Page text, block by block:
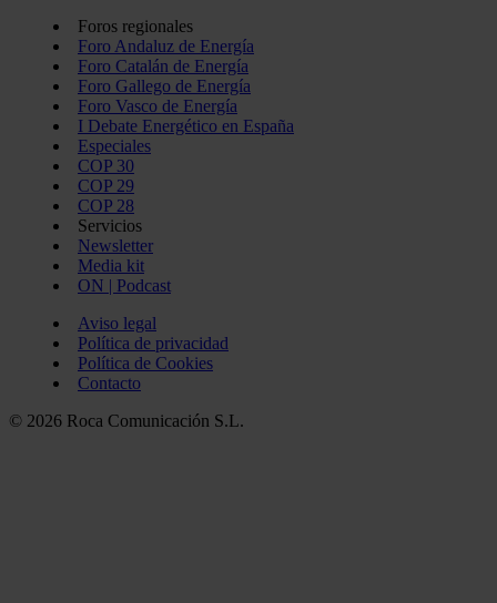
Foros regionales
Foro Andaluz de Energía
Foro Catalán de Energía
Foro Gallego de Energía
Foro Vasco de Energía
I Debate Energético en España
Especiales
COP 30
COP 29
COP 28
Servicios
Newsletter
Media kit
ON | Podcast
Aviso legal
Política de privacidad
Política de Cookies
Contacto
© 2026 Roca Comunicación S.L.